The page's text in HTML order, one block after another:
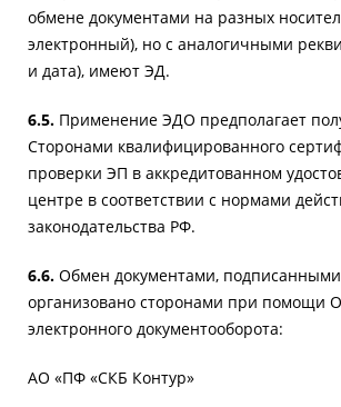
обмене документами на разных
электронный), но с аналогичными
и дата), имеют ЭД.
6.5. Применение ЭДО предполагает
Сторонами квалифицированного
проверки ЭП в аккредитованном
центре в соответствии с нормами
законодательства РФ.
6.6. Обмен документами,
организовано сторонами при помощи
электронного документооборота:
АО «ПФ «СКБ Контур»